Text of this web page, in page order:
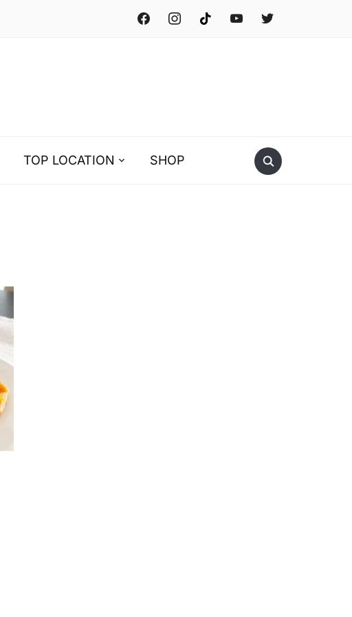
facebook instagramtiktok youtube twitter
TOP LOCATION SHOP